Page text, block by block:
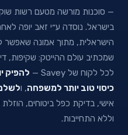
— סוכנות מורשה מטעם רשות שוק
הישראלית, מתוך אמונה שאפשר
שמכתיב עולם ההייטק: שקיפות,
לכל לקוח של Savey —
להפיק
כיסוי טוב יותר למשפחה, ו
אישי, בדיקת כפל ביטוחים,
וללא התחייבות.